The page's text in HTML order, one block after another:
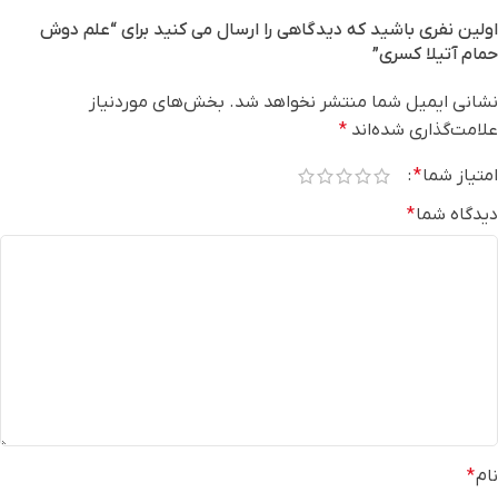
اولین نفری باشید که دیدگاهی را ارسال می کنید برای “علم دوش
حمام آتیلا کسری”
نشانی ایمیل شما منتشر نخواهد شد. بخش‌های موردنیاز
علامت‌گذاری شده‌اند *
امتیاز شما*
دیدگاه شما*
نام*